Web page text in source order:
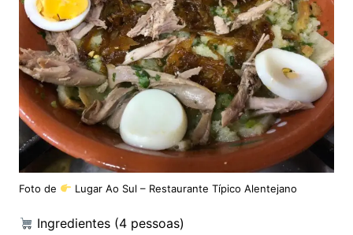
Foto de Lugar Ao Sul – Restaurante Típico Alentejano
Ingredientes (4 pessoas)